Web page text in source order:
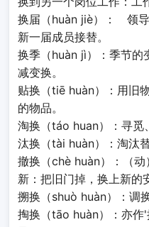
换届（huàn jiè）： 领
新一届成员接替。
换季（huàn jì）：季节的
减变换。
贴换（tiē huàn）：用旧
的物品。
淘换（táo huan）：寻觅
汰换（tài huàn）：淘汰
撤换（chè huàn）：（
新：把旧门掉，换上新的
搠换（shuò huàn）：调换
掏换（tāo huàn）：亦作